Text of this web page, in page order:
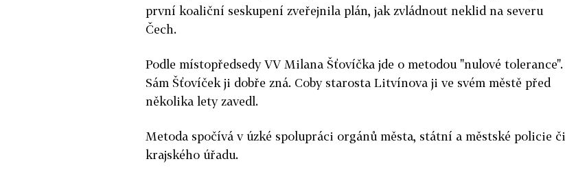
první koaliční seskupení zveřejnila plán, jak zvládnout neklid na severu
Čech.
Podle místopředsedy VV Milana Šťovíčka jde o metodou "nulové tolerance".
Sám Šťovíček ji dobře zná. Coby starosta Litvínova ji ve svém městě před
několika lety zavedl.
Metoda spočívá v úzké spolupráci orgánů města, státní a městské policie či
krajského úřadu.